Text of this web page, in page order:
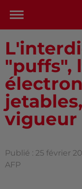
"puffs",
vigueur
Publié : 25 février
AFP